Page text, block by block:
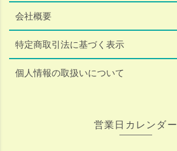
会社概要
特定商取引法に基づく表示
個人情報の取扱いについて
営業日カレンダー